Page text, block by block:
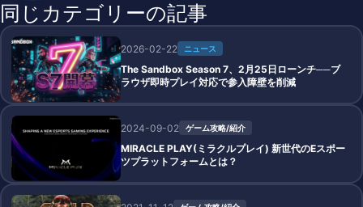
同じカテゴリーの記事
2026-02-22 ニュース
The Sandbox Season 7、2月25日ローンチ──ブ
ラウザ即時プレイ対応で参入障壁を削減
2024-09-02 ゲーム攻略/紹介
MIRACLE PLAY(ミラクルプレイ) 新世代のEスポー
ツプラットフォームとは？